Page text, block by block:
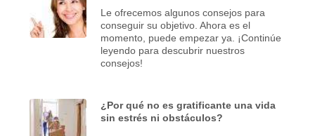
Le ofrecemos algunos consejos para
conseguir su objetivo. Ahora es el
momento, puede empezar ya. ¡Continúe
leyendo para descubrir nuestros
consejos!
¿Por qué no es gratificante una vida
sin estrés ni obstáculos?